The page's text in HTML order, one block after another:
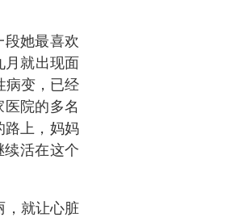
她最喜欢
月就出现面
病变，已经
院的多名
路上，妈妈
续活在这个
，就让心脏